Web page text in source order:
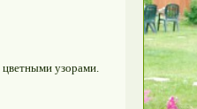
цветными узорами.